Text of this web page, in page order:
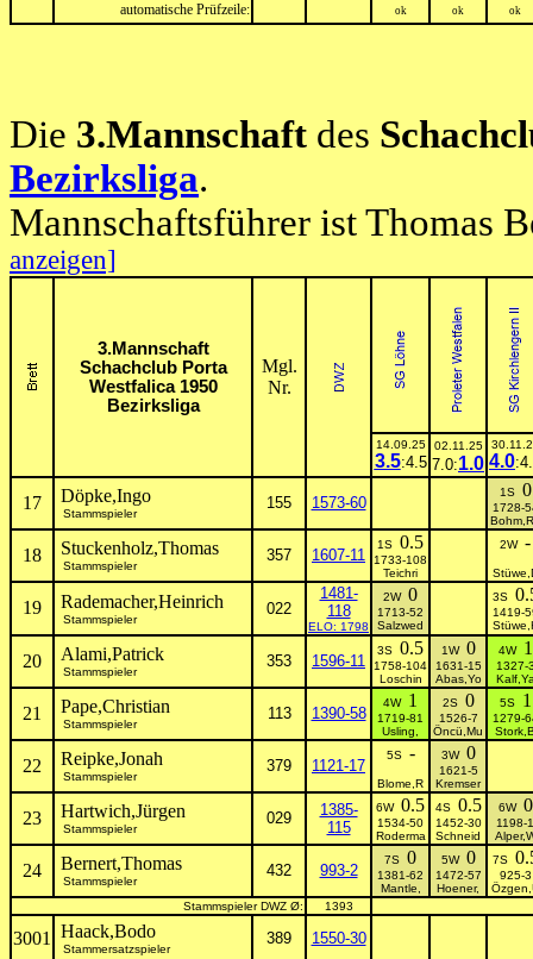
automatische Prüfzeile: ok ok ok
Die 3.Mannschaft des
Bezirksliga.
Mannschaftsführer ist Thomas
anzeigen]
3.Mannschaft
Schachclub Porta
Westfalica 1950
Bezirksliga
Mgl.
Nr.
14.09.25
3.5:4.5
02.11.25
7.0:1.0 4.0
17 Döpke,Ingo
Stammspieler
155 1573-60
1S 0
1728-
18 Stuckenholz,Thomas
Stammspieler
357 1607-11
1S 0.5
1733-108
Teichri
2W -
19 Rademacher,Heinrich
Stammspieler
022
1481-
118
ELO: 1798
2W 0
1713-52
Salzwed
3S
1419-
20 Alami,Patrick
Stammspieler
353 1596-11
3S 0.5
1758-104
Loschin
1W 0
1631-15
Abas,Yo
4W 1
1327-
21 Pape,Christian
Stammspieler
113 1390-58
4W 1
1719-81
Usling,
2S 0
1526-7
Öncü,Mu
5S 1
1279-
22 Reipke,Jonah
Stammspieler
379 1121-17
5S -
Blome,R
3W 0
1621-5
Kremser
23 Hartwich,Jürgen
Stammspieler
029
1385-
115
6W 0.5
1534-50
Roderma
4S 0.5
1452-30
Schneid
6W 0
1198-1
24 Bernert,Thomas
Stammspieler
432 993-2
7S 0
1381-62
Mantle,
5W 0
1472-57
Hoener,
7S
925-3
Stammspieler DWZ Ø:
1393
3001 Haack,Bodo
Stammersatzspieler
389 1550-30